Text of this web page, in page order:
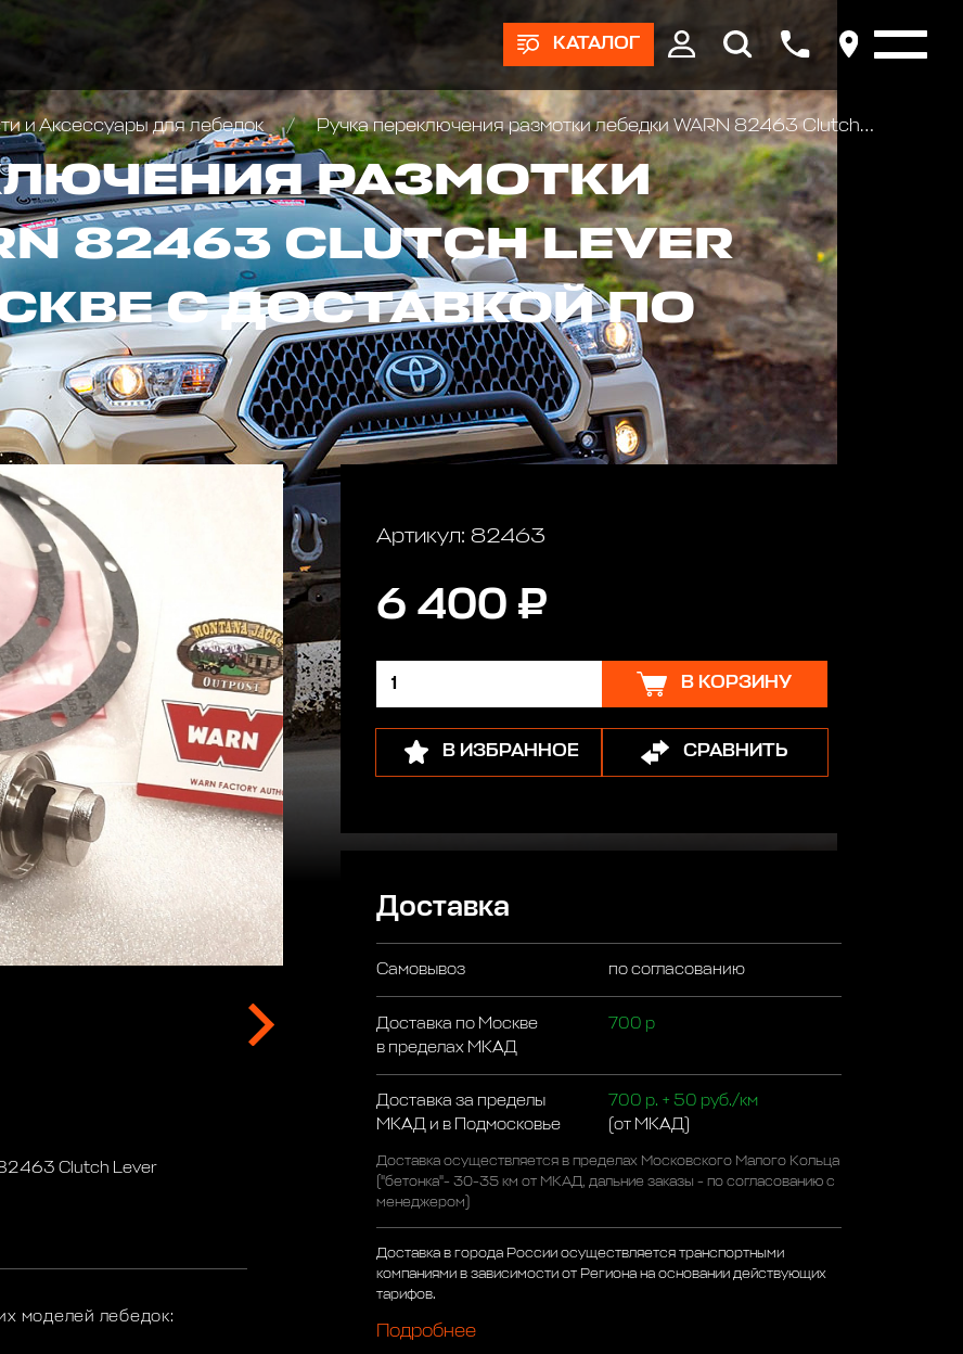
КАТАЛОГ
и Аксессуары для лебедок Ручка переключения размотки лебедки WARN 82463 Clutch Lever
РАЗМОТКИ
82463 CLUTCH LEVER
С ДОСТАВКОЙ ПО
82463 Clutch Lever
моделей лебедок:
Артикул: 82463
6 400 ₽
В КОРЗИНУ
В ИЗБРАННОЕ СРАВНИТЬ
Доставка
Самовывоз по согласованию
Доставка по Москве
в пределах МКАД
700 р
Доставка за пределы
МКАД и в Подмосковье
700 р. + 50 руб./км
(от МКАД)
Доставка осуществляется в пределах Московского Малого Кольца
("бетонка"- 30-35 км от МКАД, дальние заказы - по согласованию с
менеджером)
Доставка в города России осуществляется транспортными
компаниями в зависимости от Региона на основании действующих
тарифов.
Подробнее